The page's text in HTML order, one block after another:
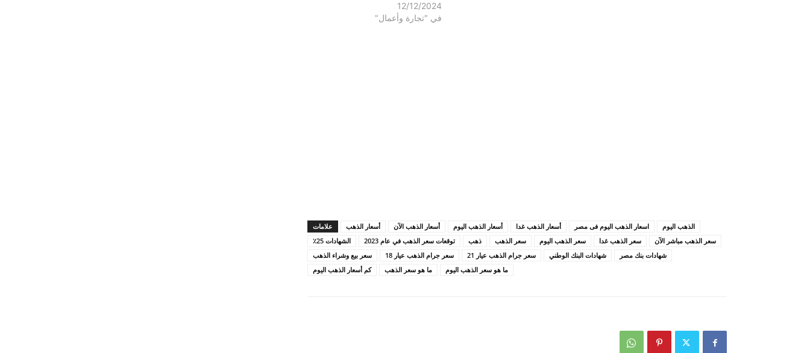
12/12/2024
في "تجارة وأعمال"
علامات أسعار الذهب أسعار الذهب الآن أسعار الذهب اليوم أسعار الذهب غدا اسعار الذهب اليوم فى مصر
الذهب اليوم
الشهادات 25٪
توقعات سعر الذهب في عام 2023 ذهب سعر الذهب سعر الذهب اليوم سعر الذهب غدا
سعر الذهب مباشر الآن
سعر بيع وشراء الذهب
سعر جرام الذهب عيار 18 سعر جرام الذهب عيار 21 شهادات البنك الوطني
شهادات بنك مصر
كم أسعار الذهب اليوم
ما هو سعر الذهب ما هو سعر الذهب اليوم